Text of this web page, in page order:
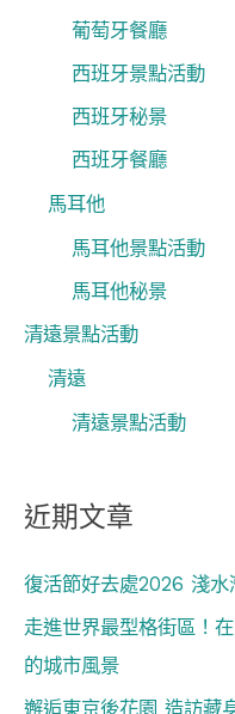
葡萄牙餐廳
西班牙景點活動
西班牙秘景
西班牙餐廳
馬耳他
馬耳他景點活動
馬耳他秘景
清遠景點活動
清遠
清遠景點活動
近期文章
復活節好去處2026 淺水
走進世界最型格街區！
的城市風景
邂逅東京後花園 造訪藏